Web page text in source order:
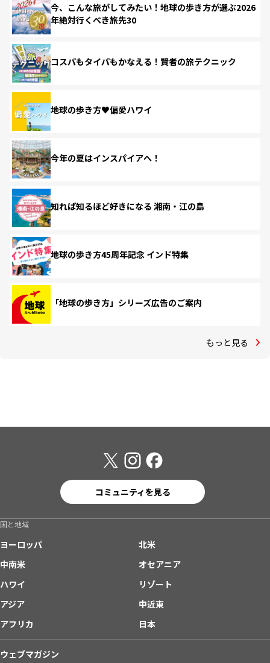
今、こんな旅がしてみたい！地球の歩き方が選ぶ2026
年絶対行くべき旅先30
コスパもタイパもかなえる！賢者の旅テクニック
地球の歩き方♥偏愛ハワイ
今年の夏はインスパイアへ！
知れば知るほど好きになる 湘南・江の島
地球の歩き方45周年記念 インド特集
「地球の歩き方」シリーズ広告のご案内
もっと見る
コミュニティを見る
国と地域
ヨーロッパ
北米
中南米
オセアニア
ハワイ
リゾート
アジア
中近東
アフリカ
日本
ウェブマガジン